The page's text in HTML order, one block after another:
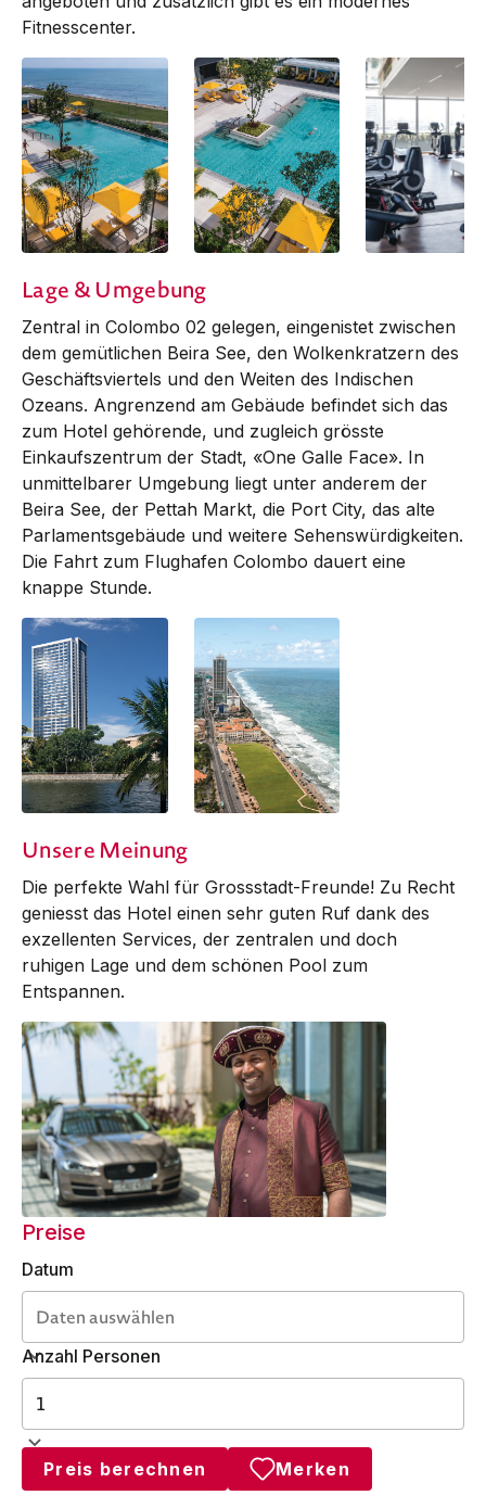
Fitnesscenter.
Lage & Umgebung
Zentral in Colombo 02 gelegen, eingenistet zwischen
dem gemütlichen Beira See, den Wolkenkratzern des
Geschäftsviertels und den Weiten des Indischen
Ozeans. Angrenzend am Gebäude befindet sich das
zum Hotel gehörende, und zugleich grösste
Einkaufszentrum der Stadt, «One Galle Face». In
unmittelbarer Umgebung liegt unter anderem der
Beira See, der Pettah Markt, die Port City, das alte
Parlamentsgebäude und weitere Sehenswürdigkeiten.
Die Fahrt zum Flughafen Colombo dauert eine
knappe Stunde.
Unsere Meinung
Die perfekte Wahl für Grossstadt-Freunde! Zu Recht
geniesst das Hotel einen sehr guten Ruf dank des
exzellenten Services, der zentralen und doch
ruhigen Lage und dem schönen Pool zum
Entspannen.
Preise
Datum
Anzahl Personen
Preis berechnen Merken